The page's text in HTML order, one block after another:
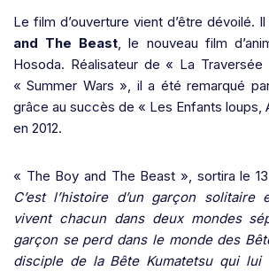
Le film d’ouverture vient d’être dévoilé. Il
and The Beast, le nouveau film
Hosoda. Réalisateur de « La
« Summer Wars », il a été remarqué
grâce au succès de « Les Enfants loups,
en 2012.
« The Boy and The Beast », sortira le
C’est l’histoire d’un garçon solitaire
vivent chacun dans deux mondes
garçon se perd dans le monde des
disciple de la Bête Kumatetsu qui lui